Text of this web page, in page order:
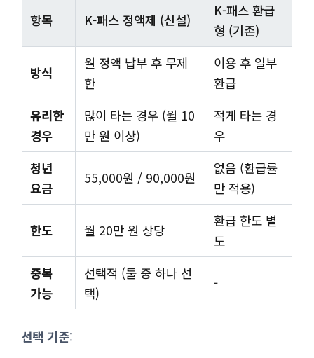
항목 K-패스 정액제 (신설)
K-패스 환급
형 (기존)
방식
월 정액 납부 후 무제
한
이용 후 일부
환급
유리한
경우
많이 타는 경우 (월 10
만 원 이상)
적게 타는 경
우
청년
요금
55,000원 / 90,000원
없음 (환급률
만 적용)
한도 월 20만 원 상당
환급 한도 별
도
중복
가능
선택적 (둘 중 하나 선
택)
-
선택 기준: